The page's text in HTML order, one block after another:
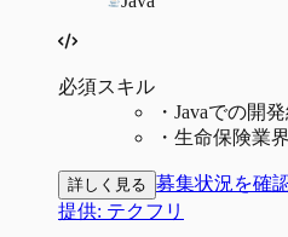
必須スキル
・ Javaでの開
・ 生命保険業
詳しく見る 募集状況を確
提供: テクフリ